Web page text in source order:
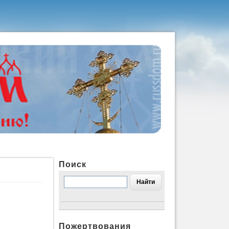
Поиск
Пожертвования